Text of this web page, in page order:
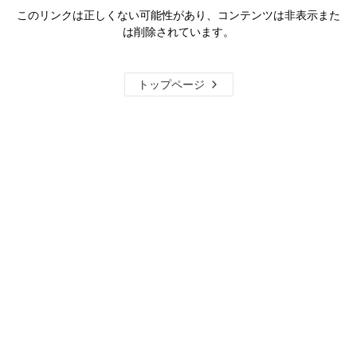
このリンクは正しくない可能性があり、コンテンツは非表示また
は削除されています。
トップページ